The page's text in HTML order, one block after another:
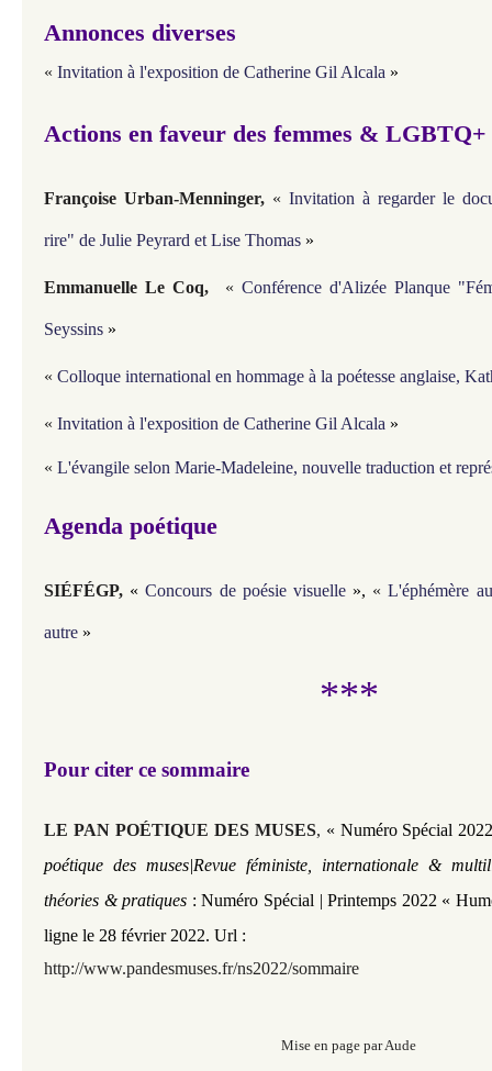
Annonces diverses
« Invitation à l'exposition de Catherine Gil Alcala »
Actions en faveur des femmes & LGBTQ+
Françoise Urban-Menninger, « Invitation à regarder le
rire" de Julie Peyrard et Lise Thomas »
Emmanuelle Le Coq, « Conférence d'Alizée Planque
Seyssins »
« Colloque international en hommage à la poétesse anglaise,
« Invitation à l'exposition de Catherine Gil Alcala »
« L'évangile selon Marie-Madeleine, nouvelle traduction et
Agenda poétique
SIÉFÉGP, «Concours de poésie visuelle», «L'éphémère
autre »
***
Pour citer ce sommaire
LE PAN POÉTIQUE DES MUSES, « Numéro Spécial
poétique des muses|Revue féministe, internationale &
théories & pratiques : Numéro Spécial | Printemps 2022 «
ligne le 28 février 2022. Url :
http://www.pandesmuses.fr/ns2022/sommaire
Mise en page par Aude